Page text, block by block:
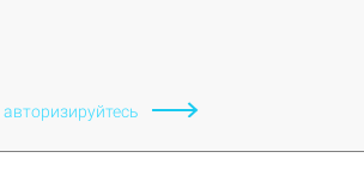
авторизируйтесь